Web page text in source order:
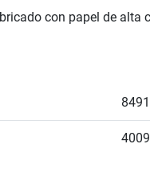
con papel de